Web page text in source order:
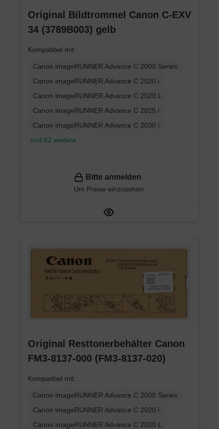
Original Bildtrommel Canon C-EXV
34 (3789B003) gelb
Kompatibel mit:
Canon imageRUNNER Advance C 2000 Series
Canon imageRUNNER Advance C 2020 i
Canon imageRUNNER Advance C 2020 L
Canon imageRUNNER Advance C 2025 i
Canon imageRUNNER Advance C 2030 i
und 62 weitere
Bitte anmelden
Um Preise einzusehen
Original Resttonerbehälter Canon
FM3-8137-000 (FM3-8137-020)
Kompatibel mit:
Canon imageRUNNER Advance C 2000 Series
Canon imageRUNNER Advance C 2020 i
Canon imageRUNNER Advance C 2020 L